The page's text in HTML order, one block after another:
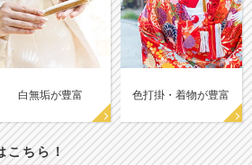
白無垢が豊富 色打掛・着物が豊富
こちら！